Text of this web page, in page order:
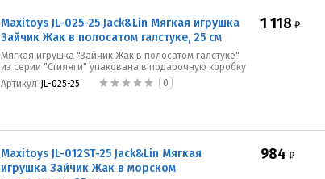
Maxitoys JL-025-25 Jack&Lin Мягкая игрушка
Зайчик Жак в полосатом галстуке, 25 см
Мягкая игрушка "Зайчик Жак в полосатом галстуке"
из серии "Стиляги" упакована в подарочную коробку
Артикул JL-025-25 0
1 118 ₽
Maxitoys JL-012ST-25 Jack&Lin Мягкая
игрушка Зайчик Жак в морском
984 ₽